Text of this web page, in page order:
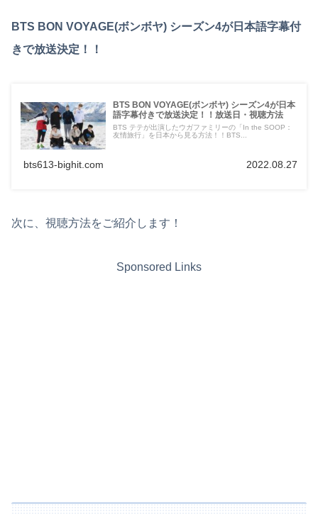
BTS BON VOYAGE(ボンボヤ) シーズン4が日本語字幕付
きで放送決定！！
BTS BON VOYAGE(ボンボヤ) シーズン4が日本
語字幕付きで放送決定！！放送日・視聴方法
BTS テテが出演したウガファミリーの「In the SOOP：
友情旅行」を日本から見る方法！！BTS...
bts613-bighit.com 2022.08.27
次に、視聴方法をご紹介します！
Sponsored Links